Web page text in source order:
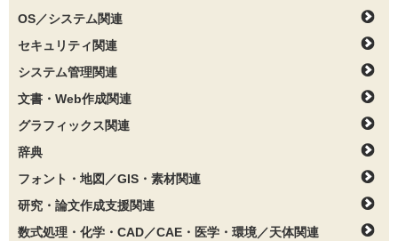
OS／システム関連
セキュリティ関連
システム管理関連
文書・Web作成関連
グラフィックス関連
辞典
フォント・地図／GIS・素材関連
研究・論文作成支援関連
数式処理・化学・CAD／CAE・医学・環境／天体関連